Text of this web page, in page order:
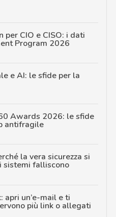
per CIO e CISO: i dati
Program 2026
e AI: le sfide per la
Awards 2026: le sfide
antifragile
la vera sicurezza si
sistemi falliscono
apri un’e-mail e ti
più link o allegati